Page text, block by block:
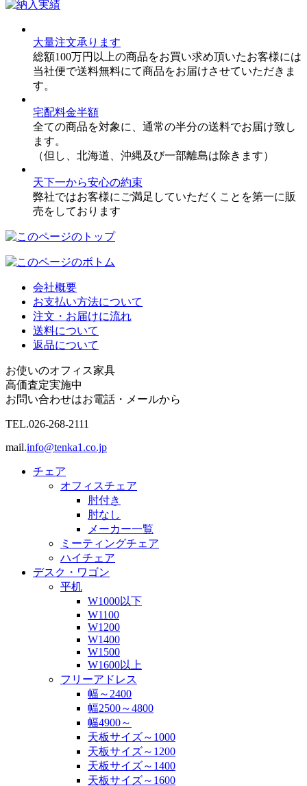
大量注文承ります
総額100万円以上の商品をお買い求め頂いたお客様には
当社便で送料無料にて商品をお届けさせていただきま
す。
宅配料金半額
全ての商品を対象に、通常の半分の送料でお届け致し
ます。
（但し、北海道、沖縄及び一部離島は除きます）
天下一から安心の約束
弊社ではお客様にご満足していただくことを第一に販
売をしております
会社概要
お支払い方法について
注文・お届けに流れ
送料について
返品について
お使いのオフィス家具
高価査定実施中
お問い合わせはお電話・メールから
TEL.026-268-2111
mail.info@tenka1.co.jp
チェア
オフィスチェア
肘付き
肘なし
メーカー一覧
ミーティングチェア
ハイチェア
デスク・ワゴン
平机
W1000以下
W1100
W1200
W1400
W1500
W1600以上
フリーアドレス
幅～2400
幅2500～4800
幅4900～
天板サイズ～1000
天板サイズ～1200
天板サイズ～1400
天板サイズ～1600